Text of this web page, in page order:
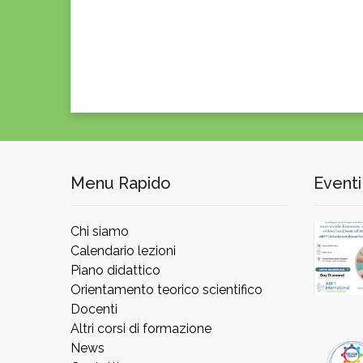
Menu Rapido
Chi siamo
Calendario lezioni
Piano didattico
Orientamento teorico scientifico
Docenti
Altri corsi di formazione
News
Eventi